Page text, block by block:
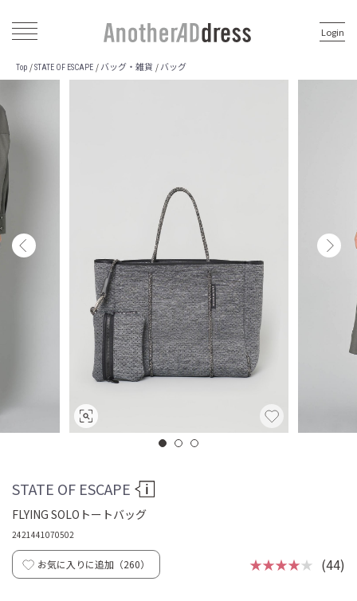
Login
Top / STATE OF ESCAPE / バッグ・雑貨 / バッグ
STATE OF ESCAPE
FLYING SOLOトートバッグ
2421441070502
お気に入りに追加（260） ★★★★★ (44)